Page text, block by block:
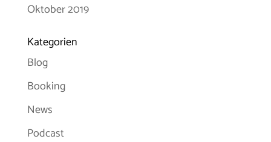
Oktober 2019
Kategorien
Blog
Booking
News
Podcast